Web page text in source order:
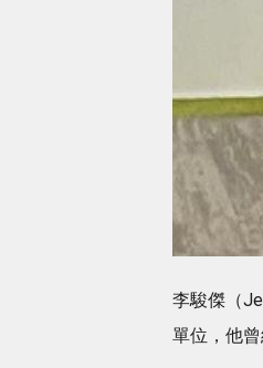
李駿傑（
單位，他